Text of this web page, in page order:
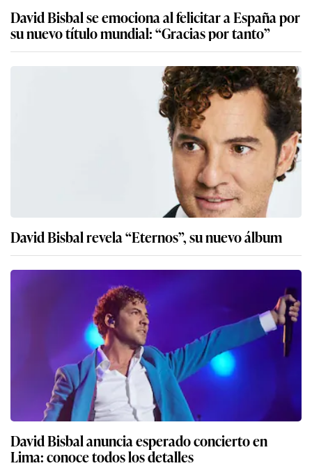
David Bisbal se emociona al felicitar a España por
su nuevo título mundial: “Gracias por tanto”
David Bisbal revela “Eternos”, su nuevo álbum
David Bisbal anuncia esperado concierto en
Lima: conoce todos los detalles